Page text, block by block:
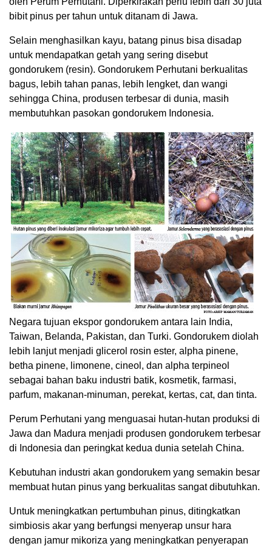
bibit pinus per tahun untuk ditanam di Jawa.
Selain menghasilkan kayu, batang pinus bisa disadap
untuk mendapatkan getah yang sering disebut
gondorukem (resin). Gondorukem Perhutani berkualitas
bagus, lebih tahan panas, lebih lengket, dan wangi
sehingga China, produsen terbesar di dunia, masih
membutuhkan pasokan gondorukem Indonesia.
Negara tujuan ekspor gondorukem antara lain India,
Taiwan, Belanda, Pakistan, dan Turki. Gondorukem diolah
lebih lanjut menjadi glicerol rosin ester, alpha pinene,
betha pinene, limonene, cineol, dan alpha terpineol
sebagai bahan baku industri batik, kosmetik, farmasi,
parfum, makanan-minuman, perekat, kertas, cat, dan tinta.
Perum Perhutani yang menguasai hutan-hutan produksi di
Jawa dan Madura menjadi produsen gondorukem terbesar
di Indonesia dan peringkat kedua dunia setelah China.
Kebutuhan industri akan gondorukem yang semakin besar
membuat hutan pinus yang berkualitas sangat dibutuhkan.
Untuk meningkatkan pertumbuhan pinus, ditingkatkan
simbiosis akar yang berfungsi menyerap unsur hara
dengan jamur mikoriza yang meningkatkan penyerapan